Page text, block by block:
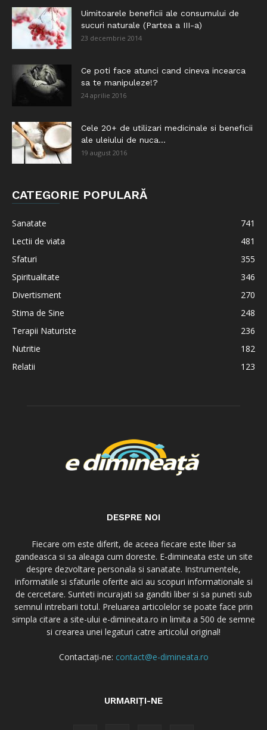
Uimitoarele beneficii ale consumului de
sucuri naturale (Partea a III-a)
23 decembrie 2014
Ce poti face atunci cand cineva incearca
sa te manipuleze!?
24 aprilie 2016
Cele 20+ de utilizari medicinale si beneficii
ale uleiului de nuca...
19 august 2016
CATEGORIE POPULARĂ
Sanatate
741
Lectii de viata
481
Sfaturi
355
Spiritualitate
346
Divertisment
270
Stima de Sine
248
Terapii Naturiste
236
Nutritie
182
Relatii
123
DESPRE NOI
Fiecare om este diferit, de aceea fiecare este liber sa
gandeasca si sa aleaga cum doreste. E-dimineata este un site
despre dezvoltare personala si sanatate. Instrumentele,
informatiile si sfaturile oferite aici au scopuri informationale si
de cercetare. Sunteti incurajati sa ganditi liber si sa puneti sub
semnul intrebarii totul. Preluarea articolelor se poate face prin
simpla citare a site-ului e-dimineata.ro in limita a 500 de semne
si crearea unei legaturi catre articolul original!
Contactați-ne: contact@e-dimineata.ro
URMARIȚI-NE